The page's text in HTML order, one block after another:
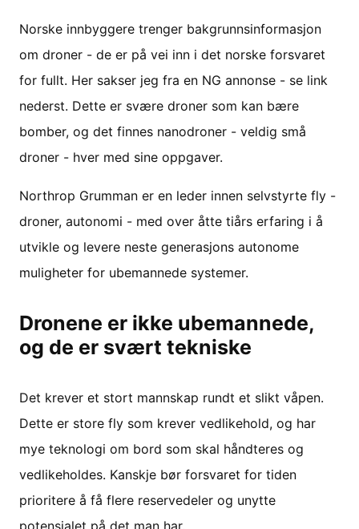
Norske innbyggere trenger bakgrunnsinformasjon
om droner - de er på vei inn i det norske forsvaret
for fullt. Her sakser jeg fra en NG annonse - se link
nederst. Dette er svære droner som kan bære
bomber, og det finnes nanodroner - veldig små
droner - hver med sine oppgaver.
Northrop Grumman er en leder innen selvstyrte fly -
droner, autonomi - med over åtte tiårs erfaring i å
utvikle og levere neste generasjons autonome
muligheter for ubemannede systemer.
Dronene er ikke ubemannede,
og de er svært tekniske
Det krever et stort mannskap rundt et slikt våpen.
Dette er store fly som krever vedlikehold, og har
mye teknologi om bord som skal håndteres og
vedlikeholdes. Kanskje bør forsvaret for tiden
prioritere å få flere reservedeler og unytte
potensialet på det man har.